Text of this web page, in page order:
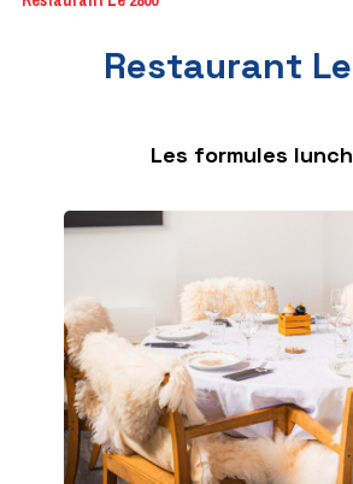
Restaurant
Les formules